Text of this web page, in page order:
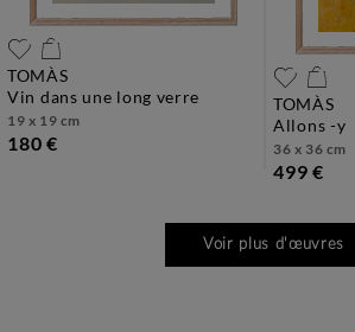
TOMÀS
vin dans une long verre
19 x 19 cm
180 €
TOMÀS
allons -y
36 x 36 cm
499 €
Voir plus d'œuvres